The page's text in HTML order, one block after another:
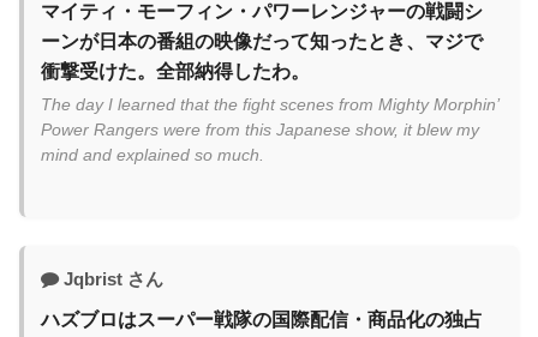
マイティ・モーフィン・パワーレンジャーの戦闘シ
ーンが日本の番組の映像だって知ったとき、マジで
衝撃受けた。全部納得したわ。
The day I learned that the fight scenes from Mighty Morphin’
Power Rangers were from this Japanese show, it blew my
mind and explained so much.
Jqbrist さん
ハズブロはスーパー戦隊の国際配信・商品化の独占